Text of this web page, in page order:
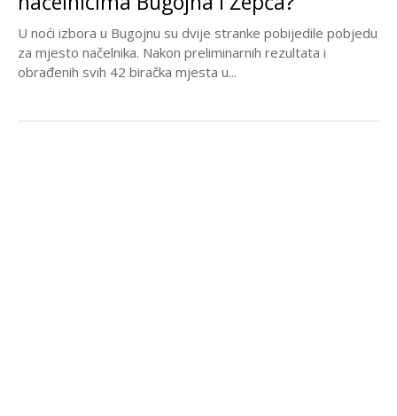
U noći izbora u Bugojnu su dvije stranke pobijedile pobjedu
za mjesto načelnika. Nakon preliminarnih rezultata i
obrađenih svih 42 biračka mjesta u...